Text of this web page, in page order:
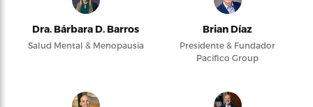
Dra. Bárbara D. Barros
Salud Mental & Menopausia
Brian Díaz
Presidente & Fundador
Pacifico Group